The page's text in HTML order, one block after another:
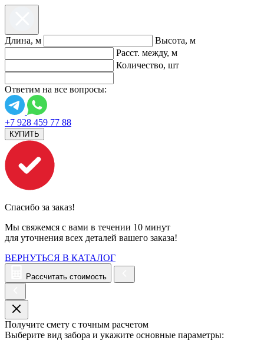
Длина, м
Высота, м
Расст. между, м
Количество, шт
Ответим на все вопросы:
+7 928 459 77 88
КУПИТЬ
Спасибо за заказ!
Мы свяжемся с вами в течении 10 минут
для уточнения всех деталей вашего заказа!
ВЕРНУТЬСЯ В КАТАЛОГ
Рассчитать стоимость
Получите смету с точным расчетом
Выберите вид забора и укажите основные параметры: